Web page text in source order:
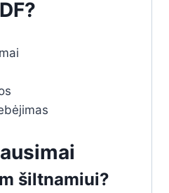
šiltnamiui?